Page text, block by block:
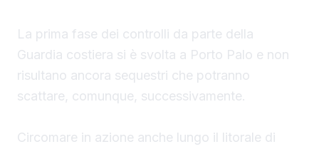
La prima fase dei controlli da parte della
Guardia costiera si è svolta a Porto Palo e non
risultano ancora sequestri che potranno
scattare, comunque, successivamente.
Circomare in azione anche lungo il litorale di